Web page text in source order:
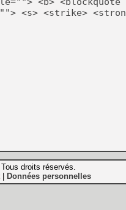
<s> <strike>
droits réservés.
| Données personnelles